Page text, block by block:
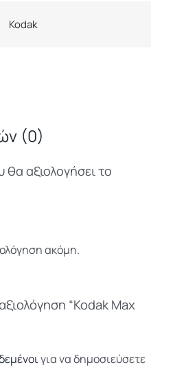
Kodak
(0)
θα αξιολογήσει το
ακόμη.
“Kodak Max
για να δημοσιεύσετε